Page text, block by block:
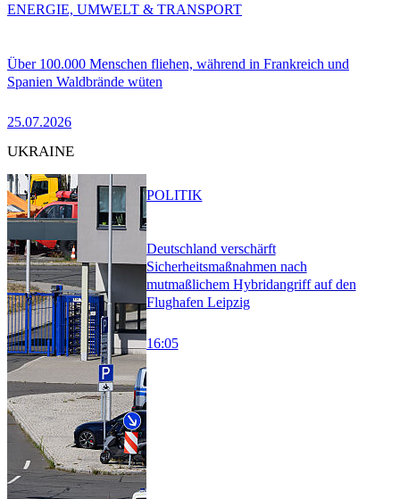
Über 100.000 Menschen fliehen, während in Frankreich und
Spanien Waldbrände wüten
25.07.2026
ENERGIE, UMWELT & TRANSPORT
UKRAINE
Deutschland verschärft
Sicherheitsmaßnahmen nach
mutmaßlichem Hybridangriff auf den
Flughafen Leipzig
16:05
POLITIK